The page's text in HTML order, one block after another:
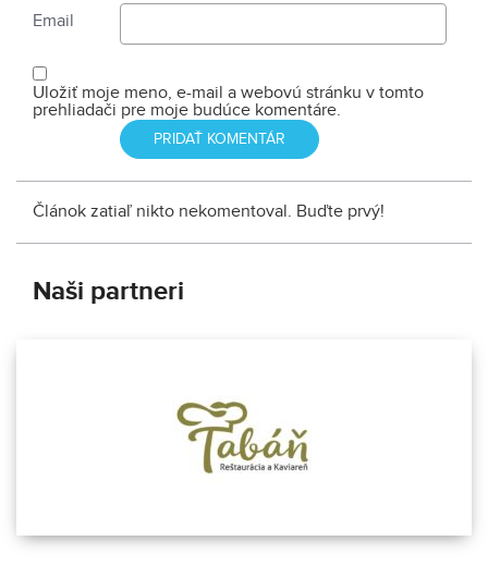
Email
Uložiť moje meno, e-mail a webovú stránku v tomto
prehliadači pre moje budúce komentáre.
Článok zatiaľ nikto nekomentoval. Buďte prvý!
Naši partneri